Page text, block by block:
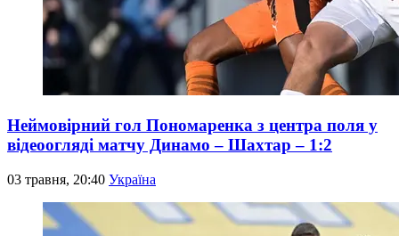
Неймовірний гол Пономаренка з центра поля у
відеоогляді матчу Динамо – Шахтар – 1:2
03 травня, 20:40 Україна